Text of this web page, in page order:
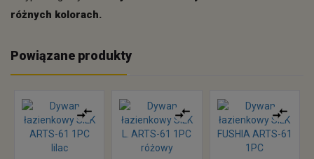
różnych kolorach.
Powiązane produkty